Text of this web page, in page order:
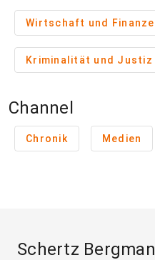
Wirtschaft und
Kriminalität und Justiz
Channel
Chronik Medien
Schertz